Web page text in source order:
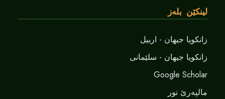
لینکێن بلەز
زانکویا جیهان - اربیل
زانکویا جیهان - سلێمانی
Google Scholar
مالپەرێ نور